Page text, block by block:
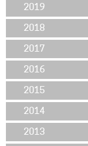
2019
2018
2017
2016
2015
2014
2013